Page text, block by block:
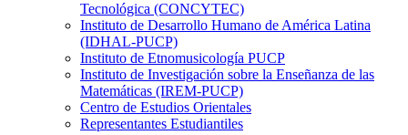
Tecnológica (CONCYTEC)
Instituto de Desarrollo Humano de América Latina
(IDHAL-PUCP)
Instituto de Etnomusicología PUCP
Instituto de Investigación sobre la Enseñanza de las
Matemáticas (IREM-PUCP)
Centro de Estudios Orientales
Representantes Estudiantiles